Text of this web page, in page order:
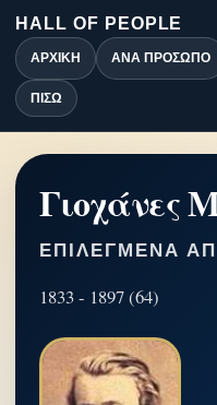
HALL OF PEOPLE
ΑΡΧΙΚΉ ΑΝΆ ΠΡΌΣΩΠΟ
ΠΊΣΩ
Γιοχάνες
ΕΠΙΛΕΓΜΈΝΑ
1833 - 1897 (64)